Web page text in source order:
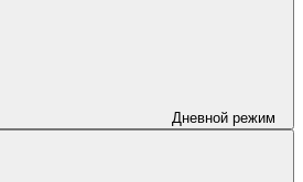
Дневной режим